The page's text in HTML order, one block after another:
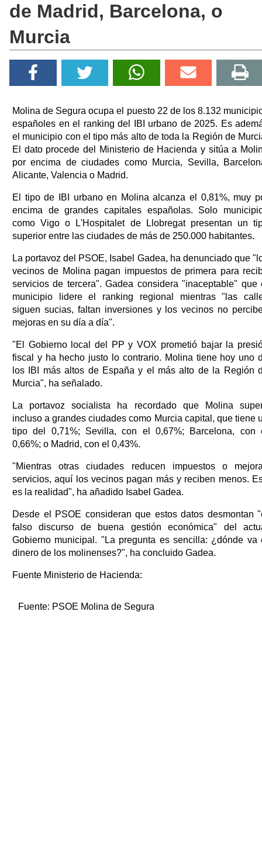
de Madrid, Barcelona, o
Murcia
Molina de Segura ocupa el puesto 22 de los 8.132
españoles en el ranking del IBI urbano de 2025. Es
el municipio con el tipo más alto de toda la Región de
El dato procede del Ministerio de Hacienda y sitúa a
por encima de ciudades como Murcia, Sevilla,
Alicante, Valencia o Madrid.
El tipo de IBI urbano en Molina alcanza el 0,81%, muy
encima de grandes capitales españolas. Solo
como Vigo o L'Hospitalet de Llobregat presentan un
superior entre las ciudades de más de 250.000 habitantes.
La portavoz del PSOE, Isabel Gadea, ha denunciado que
vecinos de Molina pagan impuestos de primera para
servicios de tercera". Gadea considera "inaceptable" que
municipio lidere el ranking regional mientras "las
siguen sucias, faltan inversiones y los vecinos no
mejoras en su día a día".
"El Gobierno local del PP y VOX prometió bajar la
fiscal y ha hecho justo lo contrario. Molina tiene hoy uno
los IBI más altos de España y el más alto de la Región
Murcia", ha señalado.
La portavoz socialista ha recordado que Molina
incluso a grandes ciudades como Murcia capital, que tiene
tipo del 0,71%; Sevilla, con el 0,67%; Barcelona, con
0,66%; o Madrid, con el 0,43%.
"Mientras otras ciudades reducen impuestos o
servicios, aquí los vecinos pagan más y reciben menos.
es la realidad", ha añadido Isabel Gadea.
Desde el PSOE consideran que estos datos desmontan
falso discurso de buena gestión económica" del
Gobierno municipal. "La pregunta es sencilla: ¿dónde va
dinero de los molinenses?", ha concluido Gadea.
Fuente Ministerio de Hacienda:
Fuente: PSOE Molina de Segura